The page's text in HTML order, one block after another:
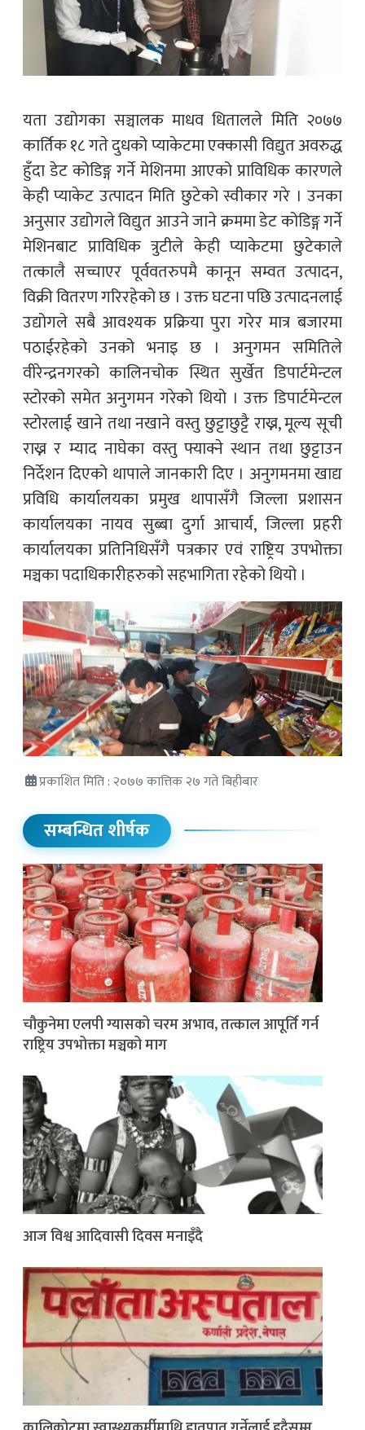
यता उद्योगका सञ्चालक माधव धितालले मिति २०७७
कार्तिक १८ गते दुधको प्याकेटमा एक्कासी विद्युत अवरुद्ध
हुँदा डेट कोडिङ्ग गर्ने मेशिनमा आएको प्राविधिक कारणले
केही प्याकेट उत्पादन मिति छुटेको स्वीकार गरे । उनका
अनुसार उद्योगले विद्युत आउने जाने क्रममा डेट कोडिङ्ग गर्ने
मेशिनबाट प्राविधिक त्रुटीले केही प्याकेटमा छुटेकाले
तत्कालै सच्चाएर पूर्ववतरुपमै कानून सम्वत उत्पादन,
विक्री वितरण गरिरहेको छ । उक्त घटना पछि उत्पादनलाई
उद्योगले सबै आवश्यक प्रक्रिया पुरा गरेर मात्र बजारमा
पठाईरहेको उनको भनाइ छ । अनुगमन समितिले
वीरेन्द्रनगरको कालिनचोक स्थित सुर्खेत डिपार्टमेन्टल
स्टोरको समेत अनुगमन गरेको थियो । उक्त डिपार्टमेन्टल
स्टोरलाई खाने तथा नखाने वस्तु छुट्टाछुट्टै राख्न, मूल्य सूची
राख्न र म्याद नाघेका वस्तु फ्याक्ने स्थान तथा छुट्टाउन
निर्देशन दिएको थापाले जानकारी दिए । अनुगमनमा खाद्य
प्रविधि कार्यालयका प्रमुख थापासँगै जिल्ला प्रशासन
कार्यालयका नायव सुब्बा दुर्गा आचार्य, जिल्ला प्रहरी
कार्यालयका प्रतिनिधिसँगै पत्रकार एवं राष्ट्रिय उपभोक्ता
मञ्चका पदाधिकारीहरुको सहभागिता रहेको थियो ।
प्रकाशित मिति : २०७७ कात्तिक २७ गते बिहीबार
सम्बन्धित शीर्षक
चौकुनेमा एलपी ग्यासको चरम अभाव, तत्काल आपूर्ति गर्न
राष्ट्रिय उपभोक्ता मञ्चको माग
आज विश्व आदिवासी दिवस मनाइँदै